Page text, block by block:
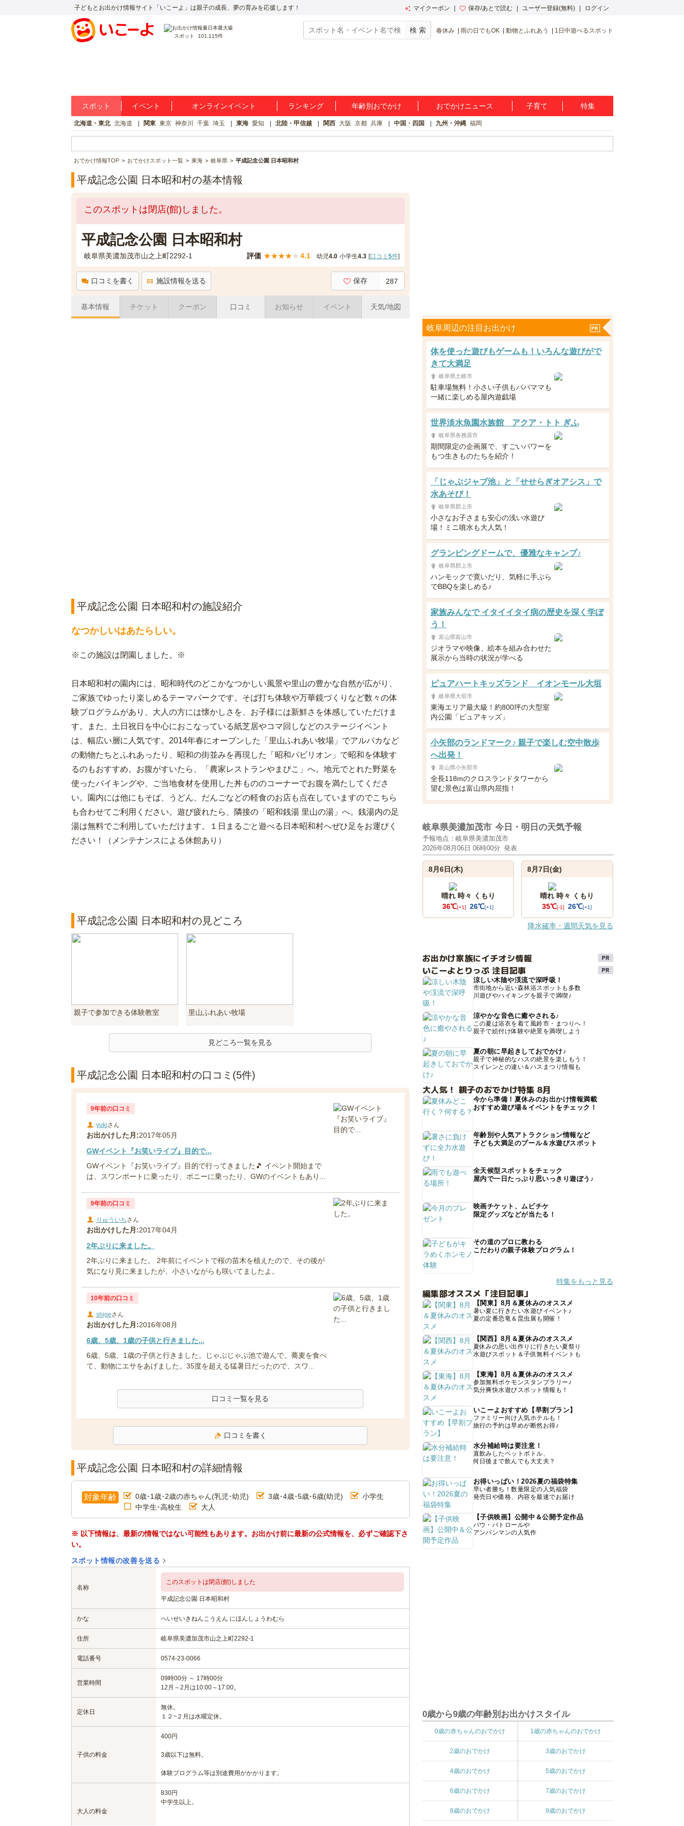
子どもとお出かけ情報サイト「いこーよ」は親子の成長、夢の育みを応援します！ マイクーポン 保存/あとで読む ユーザー登録(無料) ログイン
スポット 101,115件
春休み 雨の日でもOK 動物とふれあう 1日中遊べるスポット
スポット イベント オンラインイベント ランキング 年齢別おでかけ おでかけニュース 子育て 特集
北海道・東北 北海道 関東 東京 神奈川 千葉 埼玉 東海 愛知 北陸・甲信越 関西 大阪 京都 兵庫 中国・四国 九州・沖縄 福岡
おでかけ情報TOP おでかけスポット一覧 東海 岐阜県 平成記念公園 日本昭和村
平成記念公園 日本昭和村の基本情報
このスポットは閉店(館)しました。
平成記念公園 日本昭和村
岐阜県美濃加茂市山之上町2292-1 評価 ★★★★★ 4.1 幼児4.0 小学生4.3 [口コミ 5件]
口コミを書く 施設情報を送る 保存 287
基本情報 チケット クーポン 口コミ お知らせ イベント 天気/地図
平成記念公園 日本昭和村の施設紹介
なつかしいはあたらしい。
※この施設は閉園しました。※
日本昭和村の園内には、昭和時代のどこかなつかしい風景や里山の豊かな自然が広がり、
ご家族でゆったり楽しめるテーマパークです。そば打ち体験や万華鏡づくりなど数々の体
験プログラムがあり、大人の方には懐かしさを、お子様には新鮮さを体感していただけま
す。また、土日祝日を中心におこなっている紙芝居やコマ回しなどのステージイベント
は、幅広い層に人気です。2014年春にオープンした「里山ふれあい牧場」でアルパカなど
の動物たちとふれあったり、昭和の街並みを再現した「昭和パビリオン」で昭和を体験す
るのもおすすめ。お腹がすいたら、「農家レストランやまびこ」へ。地元でとれた野菜を
使ったバイキングや、ご当地食材を使用した丼もののコーナーでお腹を満たしてくださ
い。園内には他にもそば、うどん、だんごなどの軽食のお店も点在していますのでこちら
も合わせてご利用ください。遊び疲れたら、隣接の「昭和銭湯 里山の湯」へ。銭湯内の足
湯は無料でご利用していただけます。１日まるごと遊べる日本昭和村へぜひ足をお運びく
ださい！（メンテナンスによる休館あり）
平成記念公園 日本昭和村の見どころ
親子で参加できる体験教室 里山ふれあい牧場
見どころ一覧を見る
平成記念公園 日本昭和村の口コミ(5件)
9年前の口コミ
yukiさん
お出かけした月:2017年05月
GWイベント『お笑いライブ』目的で...
GWイベント『お笑いライブ』目的で行ってきました🎵 イベント開始まで
は、スワンボートに乗ったり、ポニーに乗ったり、GWのイベントもあり...
9年前の口コミ
りゅういちさん
お出かけした月:2017年04月
2年ぶりに来ました。
2年ぶりに来ました。 2年前にイベントで桜の苗木を植えたので、その後が
気になり見に来ましたが、小さいながらも咲いてましたよ。
10年前の口コミ
shigeさん
お出かけした月:2016年08月
6歳、5歳、1歳の子供と行きました...
6歳、5歳、1歳の子供と行きました。じゃぶじゃぶ池で遊んで、蕎麦を食べ
て、動物にエサをあげました。35度を超える猛暑日だったので、スワ...
口コミ一覧を見る
口コミを書く
平成記念公園 日本昭和村の詳細情報
対象年齢 0歳･1歳･2歳の赤ちゃん(乳児･幼児) 3歳･4歳･5歳･6歳(幼児)
小学生
中学生･高校生
大人
※ 以下情報は、最新の情報ではない可能性もあります。お出かけ前に最新の公式情報を、必ずご確認下さ
い。
スポット情報の改善を送る
名称
このスポットは閉店(館)しました
平成記念公園 日本昭和村
かな へいせいきねんこうえん にほんしょうわむら
住所 岐阜県美濃加茂市山之上町2292-1
電話番号 0574-23-0066
営業時間
09時00分 ～ 17時00分
12月～2月は10:00～17:00。
定休日
無休。
１２~２月は水曜定休。
子供の料金
400円
3歳以下は無料。
体験プログラム等は別途費用がかかります。
大人の料金
830円
中学生以上。
岐阜周辺の注目お出かけ
体を使った遊びもゲームも！いろんな遊びがで
きて大満足
岐阜県土岐市
駐車場無料！小さい子供もパパママも
一緒に楽しめる屋内遊戯場
世界淡水魚園水族館 アクア・トト ぎふ
岐阜県各務原市
期間限定の企画展で、すごいパワーを
もつ生きものたちを紹介！
「じゃぶジャブ池」と「せせらぎオアシス」で
水あそび！
岐阜県郡上市
小さなお子さまも安心の浅い水遊び
場！ミニ噴水も大人気！
グランピングドームで、優雅なキャンプ♪
岐阜県郡上市
ハンモックで寛いだり、気軽に手ぶら
でBBQを楽しめる♪
家族みんなで イタイイタイ病の歴史を深く学ぼ
う！
富山県富山市
ジオラマや映像、絵本を組み合わせた
展示から当時の状況が学べる
ピュアハートキッズランド イオンモール大垣
岐阜県大垣市
東海エリア最大級！約800坪の大型室
内公園「ピュアキッズ」
小矢部のランドマーク♪ 親子で楽しむ空中散歩
へ出発！
富山県小矢部市
全長118mのクロスランドタワーから
望む景色は富山県内屈指！
岐阜県美濃加茂市 今日・明日の天気予報
予報地点：岐阜県美濃加茂市
2026年08月06日 06時00分 発表
8月6日(木)
晴れ 時々 くもり
36℃[+1] 26℃[+1]
8月7日(金)
晴れ 時々 くもり
35℃[-1] 26℃[+1]
降水確率・週間天気を見る
お出かけ家族にイチオシ情報
いこーよとりっぷ 注目記事
涼しい木陰や渓流で深呼吸！
市街地から近い森林浴スポットも多数
川遊びやハイキングを親子で満喫♪
涼やかな音色に癒やされる♪
この夏は浴衣を着て風鈴市・まつりへ！
親子で絵付け体験や絶景を満喫しよう
夏の朝に早起きしておでかけ♪
親子で神秘的なハスの絶景を楽しもう！
スイレンとの違い＆ハスまつり情報も
大人気！ 親子のおでかけ特集 8月
今から準備！夏休みのお出かけ情報満載
おすすめ遊び場＆イベントをチェック！
年齢別や人気アトラクション情報など
子ども大満足のプール＆水遊びスポット
全天候型スポットをチェック
屋内で一日たっぷり思いっきり遊ぼう♪
映画チケット、ムビチケ
限定グッズなどが当たる！
その道のプロに教わる
こだわりの親子体験プログラム！
特集をもっと見る
編集部オススメ「注目記事」
【関東】8月＆夏休みのオススメ
暑い夏に行きたい水遊びイベント♪
夏の定番恐竜＆昆虫展も開催！
【関西】8月＆夏休みのオススメ
夏休みの思い出作りに行きたい夏祭り
水遊びスポット＆子供無料イベントも
【東海】8月＆夏休みのオススメ
参加無料ポケモンスタンプラリー♪
気分爽快水遊びスポット情報も！
いこーよおすすめ【早割プラン】
ファミリー向け人気ホテルも！
旅行の予約は早めが断然お得♪
水分補給時は要注意！
直飲みしたペットボトル、
何日後まで飲んでも大丈夫？
お得いっぱい！2026夏の福袋特集
早い者勝ち！数量限定の人気福袋
発売日や価格、内容を最速でお届け
【子供映画】公開中＆公開予定作品
パウ・パトロールや
アンパンマンの人気作
0歳から9歳の年齢別お出かけスタイル
0歳の赤ちゃんのおでかけ 1歳の赤ちゃんのおでかけ
2歳のおでかけ 3歳のおでかけ
4歳のおでかけ 5歳のおでかけ
6歳のおでかけ 7歳のおでかけ
8歳のおでかけ 9歳のおでかけ